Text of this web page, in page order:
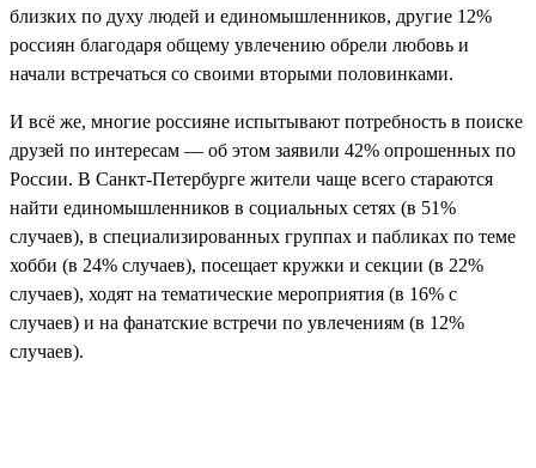
близких по духу людей и единомышленников, другие 12%
россиян благодаря общему увлечению обрели любовь и
начали встречаться со своими вторыми половинками.
И всё же, многие россияне испытывают потребность в поиске
друзей по интересам — об этом заявили 42% опрошенных по
России. В Санкт-Петербурге жители чаще всего стараются
найти единомышленников в социальных сетях (в 51%
случаев), в специализированных группах и пабликах по теме
хобби (в 24% случаев), посещает кружки и секции (в 22%
случаев), ходят на тематические мероприятия (в 16% c
случаев) и на фанатские встречи по увлечениям (в 12%
случаев).